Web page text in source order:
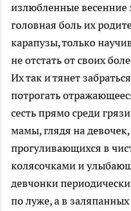
излюбленные весенние
головная боль их
карапузы, только
не отстать от своих
Их так и тянет
потрогать
сесть прямо среди
мамы, глядя на
прогуливающихся в
колясочками и
девчонки
по луже, а в